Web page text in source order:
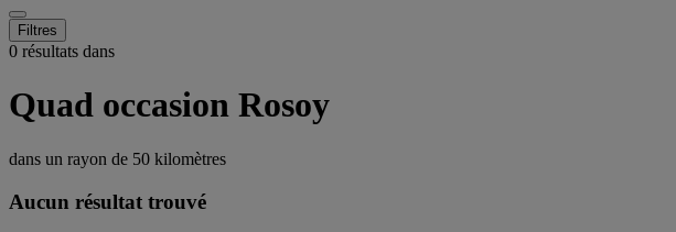
Filtres
0 résultats dans
Quad occasion Rosoy
dans un rayon de 50 kilomètres
Aucun résultat trouvé